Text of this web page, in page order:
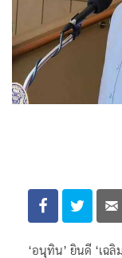
‘อนุทิน’ ยินดี ‘เฉ